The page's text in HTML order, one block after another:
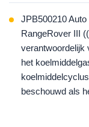
JPB500210
RangeRover III
verantwoordelijk
het
beschouwd als